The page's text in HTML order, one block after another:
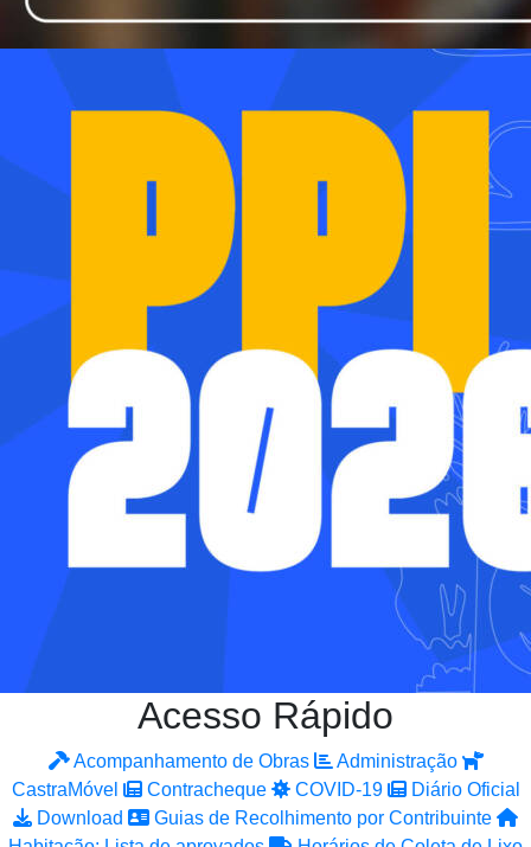
Acesso Rápido
Acompanhamento de Obras
Administração
CastraMóvel
Contracheque COVID-19
Diário Oficial
Download
Guias de Recolhimento por Contribuinte